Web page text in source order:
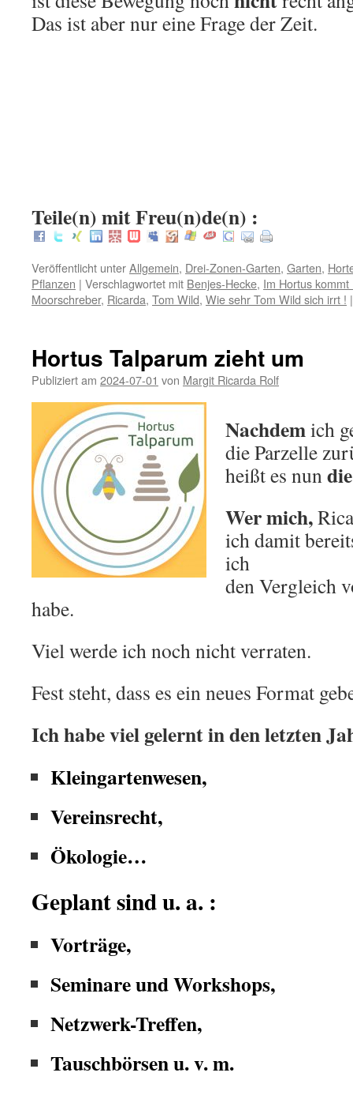
Das ist aber nur eine Frage der Zeit.
Teile(n) mit Freu(n)de(n) :
Veröffentlicht unterAllgemein, Drei-Zonen-Garten, Garten,
Pflanzen | Verschlagwortet mit Benjes-Hecke, Im Hortus kommt
Moorschreber, Ricarda, Tom Wild, Wie sehr Tom Wild sich irrt ! |
Hortus Talparum zieht um
Publiziert am 2024-07-01 von Margit Ricarda Rolf
Nachdemich
die Parzelle
heißt es nun
Wer mich,
ich damit
ich
den Vergleich
habe.
Viel werde ich noch nicht verraten.
Fest steht, dass es ein neues Format
Ich habe viel gelernt in den letzten
Kleingartenwesen,
Vereinsrecht,
Ökologie…
Geplant sind u. a. :
Vorträge,
Seminare und Workshops,
Netzwerk-Treffen,
Tauschbörsen u. v. m.